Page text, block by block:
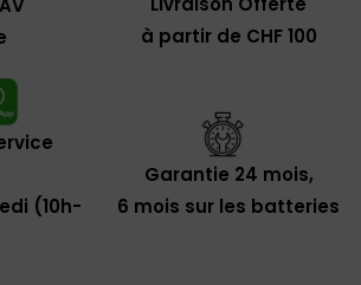
à partir de CHF 100
(10h-
Garantie 24 mois,
6 mois sur les batteries